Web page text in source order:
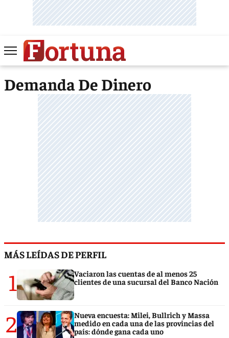
Demanda De Dinero
MÁS LEÍDAS DE PERFIL
1
Vaciaron las cuentas de al menos 25
clientes de una sucursal del Banco Nación
2
Nueva encuesta: Milei, Bullrich y Massa
medido en cada una de las provincias del
país: dónde gana cada uno